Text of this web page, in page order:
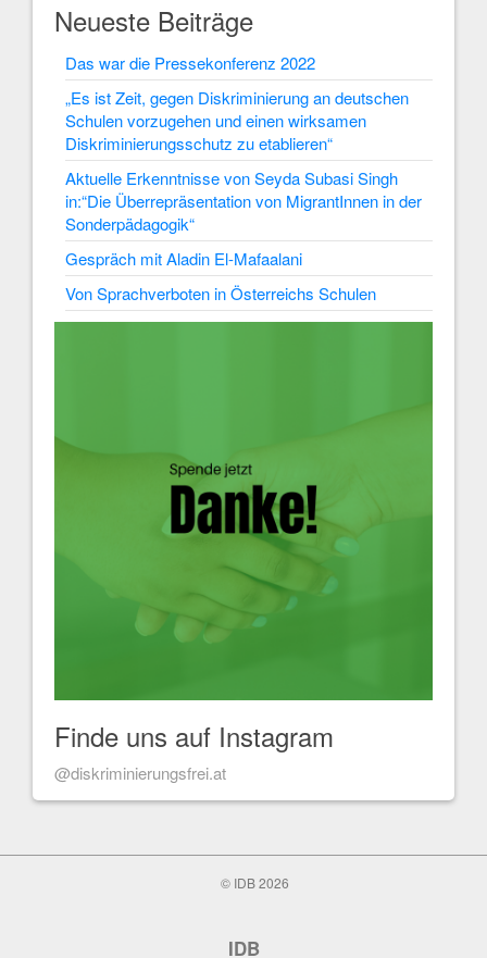
Neueste Beiträge
Das war die Pressekonferenz 2022
„Es ist Zeit, gegen Diskriminierung an deutschen
Schulen vorzugehen und einen wirksamen
Diskriminierungsschutz zu etablieren“
Aktuelle Erkenntnisse von Seyda Subasi Singh
in:“Die Überrepräsentation von MigrantInnen in der
Sonderpädagogik“
Gespräch mit Aladin El-Mafaalani
Von Sprachverboten in Österreichs Schulen
Finde uns auf Instagram
@diskriminierungsfrei.at
© IDB 2026
IDB